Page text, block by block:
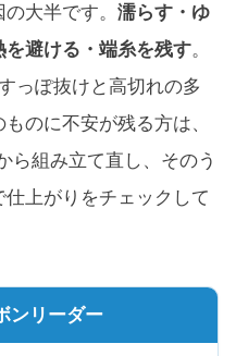
大半です。 濡らす・ゆ
避ける・端糸を残す。
っぽ抜けと高切れの多
のに不安が残る方は、
ら組み立て直し、そのう
上がりをチェックして
ンリーダー